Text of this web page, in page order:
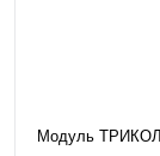
Модуль